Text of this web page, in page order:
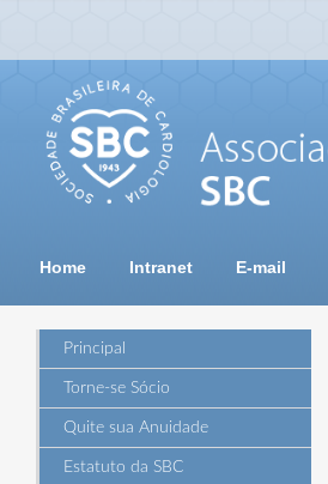
Home Intranet E-mail
Principal
Torne-se Sócio
Quite sua Anuidade
Estatuto da SBC